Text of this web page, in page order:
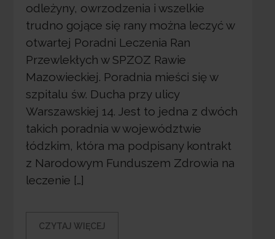
odleżyny, owrzodzenia i wszelkie
trudno gojące się rany można leczyć w
otwartej Poradni Leczenia Ran
Przewlekłych w SPZOZ Rawie
Mazowieckiej. Poradnia mieści się w
szpitalu św. Ducha przy ulicy
Warszawskiej 14. Jest to jedna z dwóch
takich poradnia w województwie
łódzkim, która ma podpisany kontrakt
z Narodowym Funduszem Zdrowia na
leczenie […]
CZYTAJ WIĘCEJ